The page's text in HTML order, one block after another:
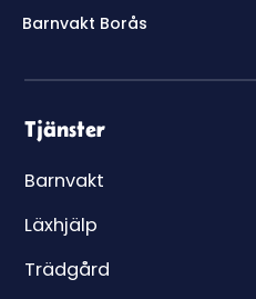
Barnvakt Borås
Tjänster
Barnvakt
Läxhjälp
Trädgård